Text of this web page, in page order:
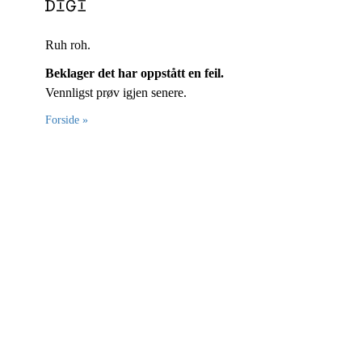
Ruh roh.
Beklager det har oppstått en feil.
Vennligst prøv igjen senere.
Forside »